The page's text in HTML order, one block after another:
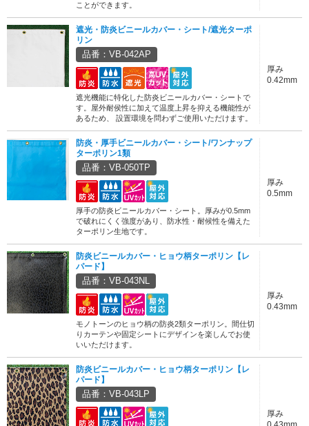
ことができます。
遮光・防炎ビニールカバー・シート/遮光ターポ
リン
品番：VB-042AP
遮光機能に特化した防炎ビニールカバー・シートで
す。屋外耐侯性に加えて温度上昇を抑える機能性が
あるため、 設置環境を問わずご使用いただけます。
厚み
0.42mm
防炎・厚手ビニールカバー・シート/ワンナップ
ターポリン1類
品番：VB-050TP
厚手の防炎ビニールカバー・シート。厚みが0.5mm
で破れにくく強度があり、防水性・耐候性を備えた
ターポリン生地です。
厚み
0.5mm
防炎ビニールカバー・ヒョウ柄ターポリン【レ
パード】
品番：VB-043NL
モノトーンのヒョウ柄の防炎2類ターポリン。間仕切
りカーテンや固定シートにデザインを楽しんでお使
いいただけます。
厚み
0.43mm
防炎ビニールカバー・ヒョウ柄ターポリン【レ
パード】
品番：VB-043LP
厚み